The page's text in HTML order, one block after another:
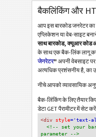
बैकलिंकिंग और
आप इस बारकोड जनरेटर का
एप्लिकेशन या वेब-साइट
साथ बारकोड, क्यूआर कोड
के साथ एक बैक-लिंक लागू
जेनरेटर" अपनी वेबसाइट
अत्यधिक प्रशंसनीय है, का
नीचे आपको व्यावसायिक
बैक-लिंकिंग के लिए तैयार
डेटा GET पैरामीटर में सेट
<div style='text-
<!-- set your
parameter -->